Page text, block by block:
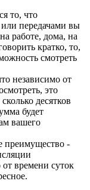
то, что
передачами вы
работе, дома, на
кратко, то,
смотреть
независимо от
это
десятков
будет
вашего
преимущество -
времени суток